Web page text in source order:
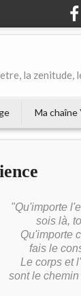
la zenitude,
Ma
"Qu'importe
sois là,
Qu'importe
fais le
Le corps et
sont le